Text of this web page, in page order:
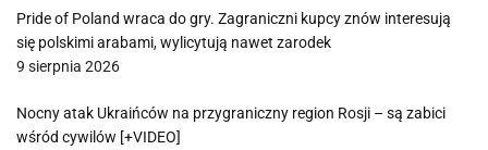
Pride of Poland wraca do gry. Zagraniczni kupcy znów interesują
się polskimi arabami, wylicytują nawet zarodek
9 sierpnia 2026
Nocny atak Ukraińców na przygraniczny region Rosji – są zabici
wśród cywilów [+VIDEO]